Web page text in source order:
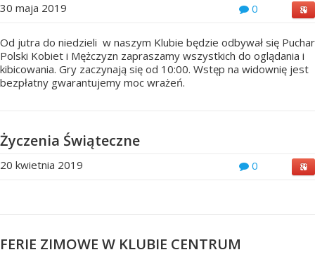
0
30 maja 2019
Od jutra do niedzieli w naszym Klubie będzie odbywał się Puchar
Polski Kobiet i Mężczyzn zapraszamy wszystkich do oglądania i
kibicowania. Gry zaczynają się od 10:00. Wstęp na widownię jest
bezpłatny gwarantujemy moc wrażeń.
Życzenia Świąteczne
0
20 kwietnia 2019
FERIE ZIMOWE W KLUBIE CENTRUM